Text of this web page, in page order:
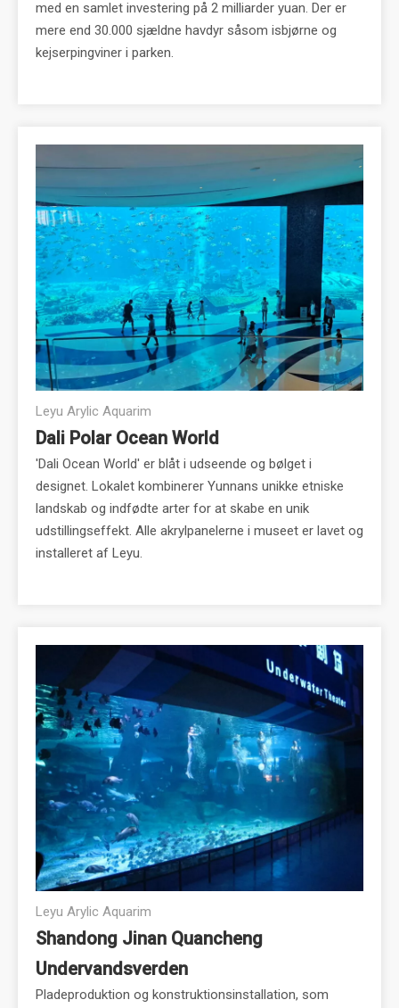
med en samlet investering på 2 milliarder yuan. Der er
mere end 30.000 sjældne havdyr såsom isbjørne og
kejserpingviner i parken.
Leyu Arylic Aquarim
Dali Polar Ocean World
'Dali Ocean World' er blåt i udseende og bølget i
designet. Lokalet kombinerer Yunnans unikke etniske
landskab og indfødte arter for at skabe en unik
udstillingseffekt. Alle akrylpanelerne i museet er lavet og
installeret af Leyu.
Leyu Arylic Aquarim
Shandong Jinan Quancheng
Undervandsverden
Pladeproduktion og konstruktionsinstallation, som